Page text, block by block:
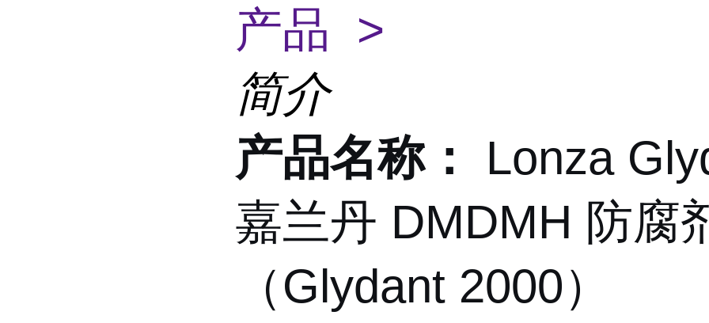
产品 >
简介
产品名称：
Lonza
嘉兰丹 DMDMH 防腐
（Glydant 2000）